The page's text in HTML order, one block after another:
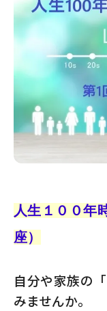
人生１００年
座）
自分や家族の
みませんか。